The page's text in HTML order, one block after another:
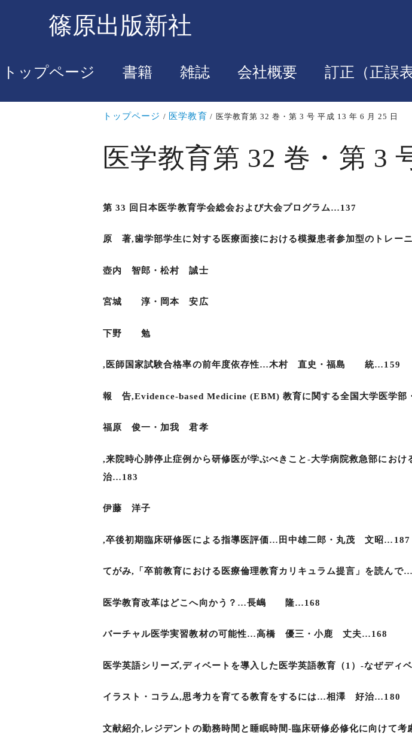
篠原出版新社
トップページ 書籍 雑誌 会社概要 訂正（正誤表
トップページ 医学教育 医学教育第 32 巻・第 3 号 平成 13 年 6 月 25 日
医学教育第 32 巻・第 3
第 33 回日本医学教育学会総会および大会プログラム…137
原 著,歯学部学生に対する医療面接における模擬患者参加型のトレ
壺内 智郎・松村 誠士
宮城 淳・岡本 安広
下野 勉
,医師国家試験合格率の前年度依存性…木村 直史・福島 統…159
報 告,Evidence-based Medicine (EBM) 教育に関する全国大学医学
福原 俊一・加我 君孝
,来院時心肺停止症例から研修医が学ぶべきこと-大学病院救急部に
治…183
伊藤 洋子
,卒後初期臨床研修医による指導医評価…田中雄二郎・丸茂 文昭…187
てがみ,「卒前教育における医療倫理教育カリキュラム提言」を読
医学教育改革はどこへ向かう？…長嶋 隆…168
バーチャル医学実習教材の可能性…高橋 優三・小鹿 丈夫…168
医学英語シリーズ,ディベートを導入した医学英語教育（1）-なぜデ
イラスト・コラム,思考力を育てる教育をするには…相澤 好治…180
文献紹介,レジデントの勤務時間と睡眠時間-臨床研修必修化に向け